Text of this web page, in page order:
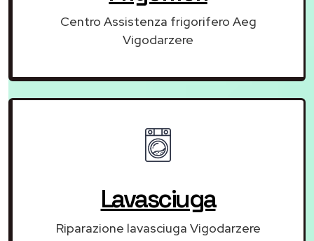
Centro Assistenza frigorifero Aeg
Vigodarzere
Lavasciuga
Riparazione lavasciuga Vigodarzere